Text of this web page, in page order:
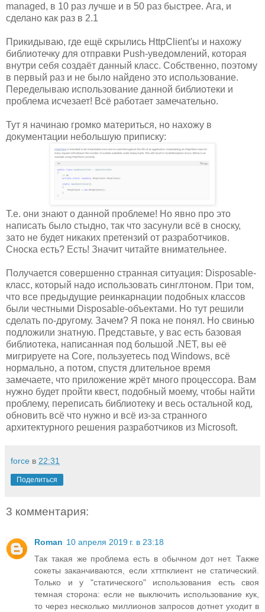
managed, в 10 раз лучше и в 50 раз быстрее. Ага, и
сделано как раз в 2.1
Прикидываю, где ещё скрылись HttpClient'ы и нахожу
библиотечку для отправки Push-уведомлений, которая
внутри себя создаёт данный класс. Собственно, поэтому
в первый раз и не было найдено это использование.
Переделываю использование данной библиотеки и
проблема исчезает! Всё работает замечательно.
Тут я начинаю громко материться, но нахожу в
документации небольшую приписку:
Т.е. они знают о данной проблеме! Но явно про это
написать было стыдно, так что засунули всё в сноску,
зато не будет никаких претензий от разработчиков.
Сноска есть? Есть! Значит читайте внимательнее.
Получается совершенно странная ситуация: Disposable-
класс, который надо использовать синглтоном. При том,
что все предыдущие реинкарнации подобных классов
были честными Disposable-объектами. Но тут решили
сделать по-другому. Зачем? Я пока не понял. Но свинью
подложили знатную. Представьте, у вас есть базовая
библиотека, написанная под большой .NET, вы её
мигрируете на Core, пользуетесь под Windows, всё
нормально, а потом, спустя длительное время
замечаете, что приложение жрёт много процессора. Вам
нужно будет пройти квест, подобный моему, чтобы найти
проблему, переписать библиотеку и весь остальной код,
обновить всё что нужно и всё из-за странного
архитектурного решения разработчиков из Microsoft.
force в 22:31
Поделиться
3 комментария:
Roman 10 апреля 2019 г. в 23:18
Так такая же проблема есть в обычном дот нет. Также
сокеты заканчиваются, если хттпклиент не статический.
Только и у "статического" использования есть своя
темная сторона: если не выключить использование кук,
то через несколько миллионов запросов дотнет уходит в